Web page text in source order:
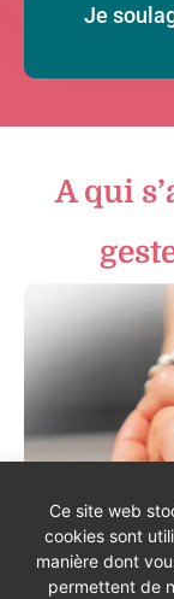
Ce site web
cookies sont
manière dont
permettent de
Je
A qui